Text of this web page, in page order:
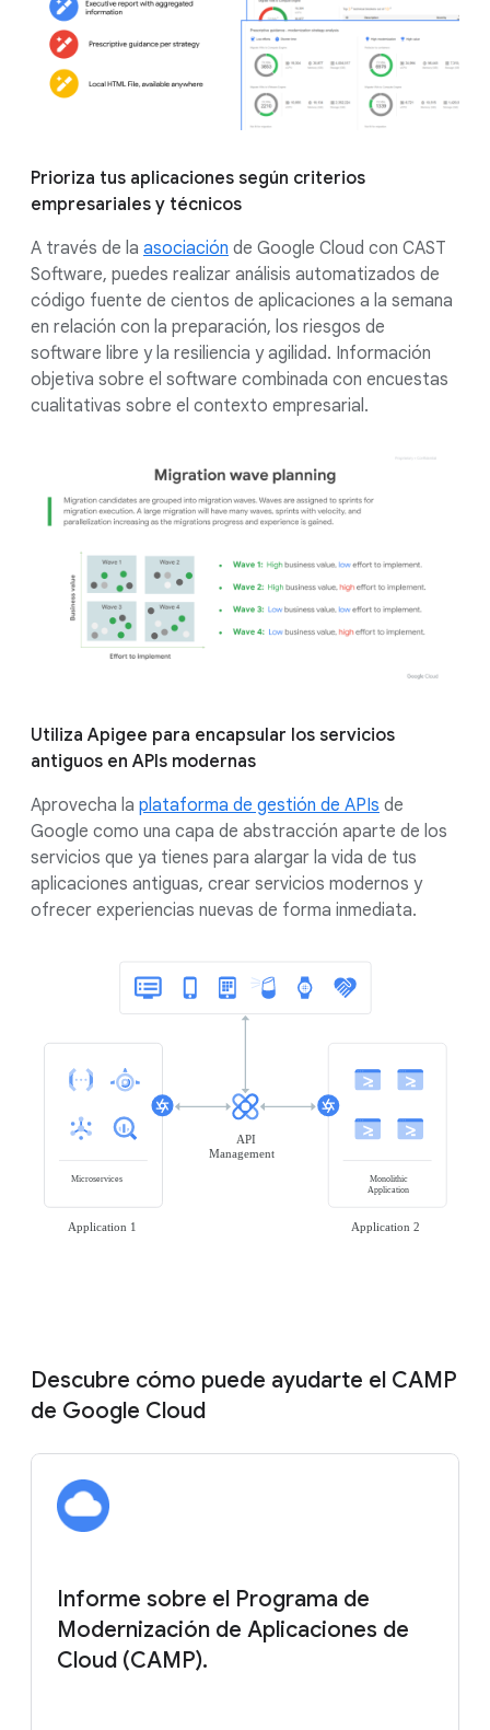
Prioriza tus aplicaciones según criterios
empresariales y técnicos
A través de la asociación de Google Cloud con CAST
Software, puedes realizar análisis automatizados de
código fuente de cientos de aplicaciones a la semana
en relación con la preparación, los riesgos de
software libre y la resiliencia y agilidad. Información
objetiva sobre el software combinada con encuestas
cualitativas sobre el contexto empresarial.
Utiliza Apigee para encapsular los servicios
antiguos en APIs modernas
Aprovecha la plataforma de gestión de APIs de
Google como una capa de abstracción aparte de los
servicios que ya tienes para alargar la vida de tus
aplicaciones antiguas, crear servicios modernos y
ofrecer experiencias nuevas de forma inmediata.
Descubre cómo puede ayudarte el CAMP
de Google Cloud
Informe sobre el Programa de
Modernización de Aplicaciones de
Cloud (CAMP).